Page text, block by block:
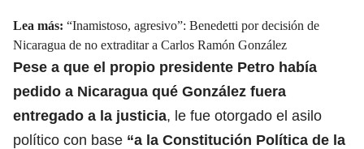
Lea más: “Inamistoso, agresivo”: Benedetti por decisión de
Nicaragua de no extraditar a Carlos Ramón González
Pese a que el propio presidente Petro había
pedido a Nicaragua qué González fuera
entregado a la justicia, le fue otorgado el asilo
político con base “a la Constitución Política de la